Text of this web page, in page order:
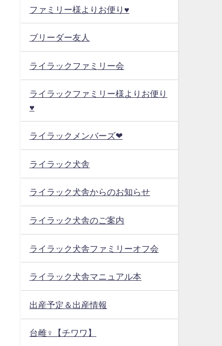
ファミリー様よりお便り♥
ブリーダー友人
ライラックファミリー会
ライラックファミリー様よりお便り
♥
ライラックメンバーズ❤
ライラック犬舎
ライラック犬舎からのお知らせ
ライラック犬舎のご案内
ライラック犬舎ファミリーオフ会
ライラック犬舎マニュアル本
出産予定＆出産情報
台雌♀【チワワ】